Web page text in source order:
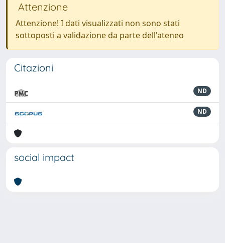
Attenzione
Attenzione! I dati visualizzati non sono stati
sottoposti a validazione da parte dell'ateneo
Citazioni
ND
ND
social impact